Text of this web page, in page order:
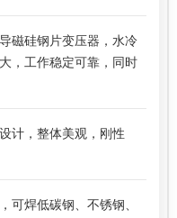
磁硅钢片变压器，水冷
，工作稳定可靠，同时
计，整体美观，刚性
可焊低碳钢、不锈钢、